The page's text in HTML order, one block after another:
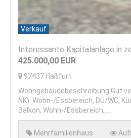
Verkauf
Interessante Kapitalanlage in
425.000,00 EUR
97437 Haßfurt
Wohngebäudebeschreibung:Gut
NK): Wohn-/Essbereich, DU/WC,
Balkon, Wohn-/Essbereich,...
Mehrfamilienhaus